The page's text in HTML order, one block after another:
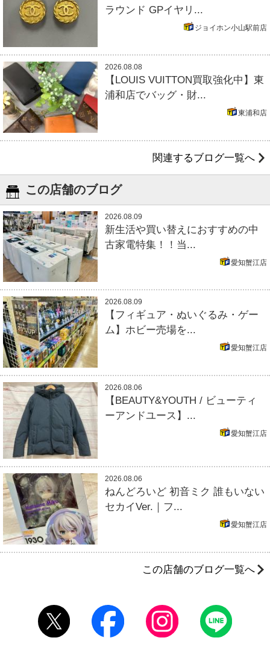
ラウンド GPイヤリ...
ジョイホン小山駅前店
2026.08.08
【LOUIS VUITTON買取強化中】東
浦和店でバッグ・財...
東浦和店
関連するブログ一覧へ
この店舗のブログ
2026.08.09
新生活や買い替えにおすすめの中
古家電特集！！当...
愛知蟹江店
2026.08.09
【フィギュア・ぬいぐるみ・ゲー
ム】ホビー売場を...
愛知蟹江店
2026.08.06
【BEAUTY&YOUTH / ビューティ
ーアンドユース】...
愛知蟹江店
2026.08.06
ねんどろいど 初音ミク 誰もいない
セカイVer.｜フ...
愛知蟹江店
この店舗のブログ一覧へ